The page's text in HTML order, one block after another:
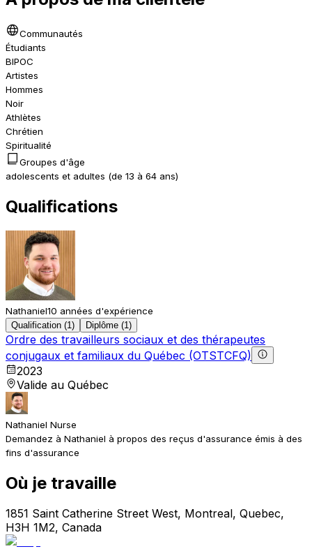
Communautés
Étudiants
BIPOC
Artistes
Hommes
Noir
Athlètes
Chrétien
Spiritualité
Groupes d'âge
adolescents et adultes (de 13 à 64 ans)
Qualifications
Nathaniel10 années d'expérience
Qualification (1) Diplôme (1)
Ordre des travailleurs sociaux et des thérapeutes
conjugaux et familiaux du Québec (OTSTCFQ)
2023
Valide au Québec
Nathaniel Nurse
Demandez à Nathaniel à propos des reçus d'assurance émis à des
fins d'assurance
Où je travaille
1851 Saint Catherine Street West, Montreal, Quebec,
H3H 1M2, Canada